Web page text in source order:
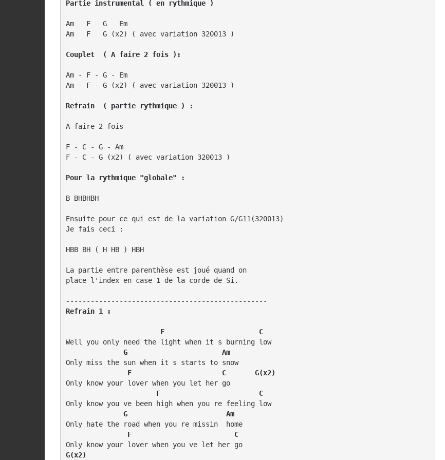
Partie instrumental ( en rythmique )
Am   F   G   Em
Am   F   G (x2) ( avec variation 320013 )
Couplet  ( A faire 2 fois ):
Am - F - G - Em
Am - F - G (x2) ( avec variation 320013 )
Refrain  ( partie rythmique ) :
A faire 2 fois
F - C - G - Am
F - C - G (x2) ( avec variation 320013 )
Pour la rythmique "globale" :
B BHBHBH
Ensuite pour ce qui est de la variation G/G11(320013)
Je fais ceci :
HBB BH ( H HB ) HBH
La partie entre parenthèse est joué quand on
place l'index en case 1 de la corde de Si.
Refrain 1 :
  F                       C
Well you only need the light when it s burning low
      G                       Am
Only miss the sun when it s starts to snow
F                      C       G(x2)
Only know your lover when you let her go
F                        C
Only know you ve been high when you re feeling low
   G                        Am
Only hate the road when you re missin  home
        F                         C
G(x2)